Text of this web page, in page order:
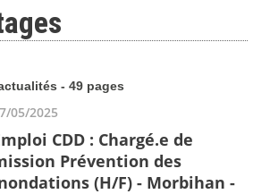
- 49 pages
05/2025
CDD : Chargé.e de
Prévention des
(H/F) - Morbihan -